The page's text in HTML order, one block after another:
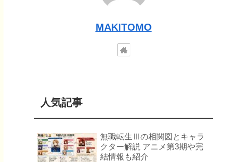
MAKITOMO
人気記事
無職転生Ⅲの相関図とキャラ
クター解説 アニメ第3期や完
結情報も紹介